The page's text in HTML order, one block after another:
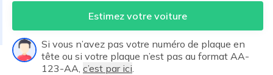
Estimez votre voiture
Si vous n’avez pas votre numéro de plaque en
tête ou si votre plaque n’est pas au format AA-
123-AA, c’est par ici